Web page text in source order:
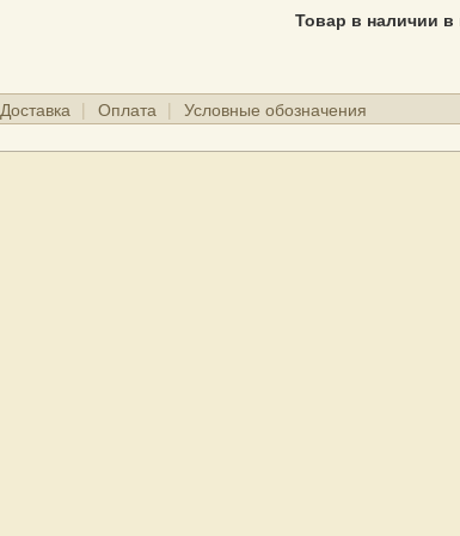
Товар в наличии в
Доставка Оплата Условные обозначения